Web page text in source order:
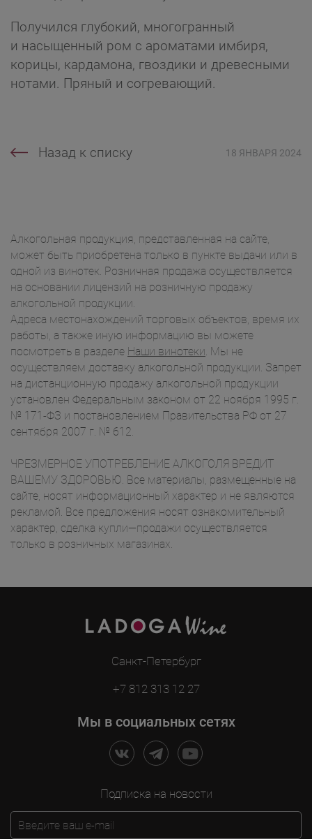
Получился глубокий, многогранный
и насыщенный ром с ароматами имбиря,
корицы, кардамона, гвоздики и древесными
нотами. Пряный и согревающий.
Назад к списку 18 ЯНВАРЯ 2024
Алкогольная продукция, представленная на сайте,
может быть приобретена только в пункте выдачи или в
одной из винотек. Розничная продажа осуществляется
на основании лицензий на розничную продажу
алкогольной продукции.
Адреса местонахождений торговых объектов, время их
работы, а также иную информацию вы можете
посмотреть в разделе Наши винотеки. Мы не
осуществляем доставку алкогольной продукции. Запрет
на дистанционную продажу алкогольной продукции
установлен Федеральным законом от 22 ноября 1995 г.
№ 171-ФЗ и постановлением Правительства РФ от 27
сентября 2007 г. № 612.
ЧРЕЗМЕРНОЕ УПОТРЕБЛЕНИЕ АЛКОГОЛЯ ВРЕДИТ
ВАШЕМУ ЗДОРОВЬЮ. Все материалы, размещенные на
сайте, носят информационный характер и не являются
рекламой. Все предложения носят ознакомительный
характер, сделка купли—продажи осуществляется
только в розничных магазинах.
Санкт-Петербург
+7 812 313 12 27
Мы в социальных сетях
Подписка на новости